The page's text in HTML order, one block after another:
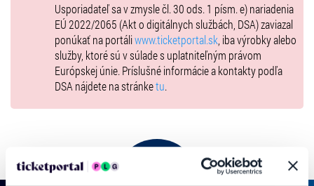
Usporiadateľ sa v zmysle čl. 30 ods. 1 písm. e) nariadenia
EÚ 2022/2065 (Akt o digitálnych službách, DSA) zaviazal
ponúkať na portáliwww.ticketportal.sk , iba výrobky alebo
služby, ktoré sú v súlade s uplatniteľným právom
Európskej únie. Príslušné informácie a kontakty podľa
DSA nájdete na stránketu.